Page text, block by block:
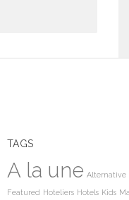
TAGS
A la une Alternative
Featured Hoteliers Hotels Kids